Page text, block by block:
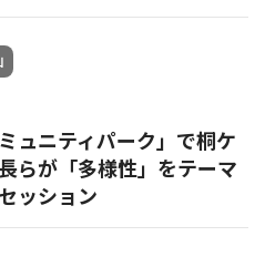
ミュニティパーク」で桐ケ
らが「多様性」をテーマ
ッション